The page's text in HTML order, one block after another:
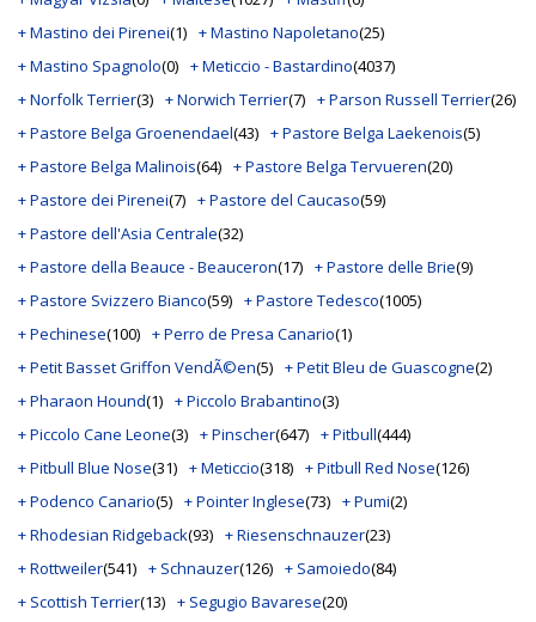
+ Mastino dei Pirenei(1) + Mastino Napoletano(25)
+ Mastino Spagnolo(0) + Meticcio - Bastardino(4037)
+ Norfolk Terrier(3) + Norwich Terrier(7) + Parson Russell Terrier(26)
+ Pastore Belga Groenendael(43) + Pastore Belga Laekenois(5)
+ Pastore Belga Malinois(64) + Pastore Belga Tervueren(20)
+ Pastore dei Pirenei(7) + Pastore del Caucaso(59)
+ Pastore dell'Asia Centrale(32)
+ Pastore della Beauce - Beauceron(17) + Pastore delle Brie(9)
+ Pastore Svizzero Bianco(59) + Pastore Tedesco(1005)
+ Pechinese(100) + Perro de Presa Canario(1)
+ Petit Basset Griffon VendÃ©en(5) + Petit Bleu de Guascogne(2)
+ Pharaon Hound(1) + Piccolo Brabantino(3)
+ Piccolo Cane Leone(3) + Pinscher(647) + Pitbull(444)
+ Pitbull Blue Nose(31) + Meticcio(318) + Pitbull Red Nose(126)
+ Podenco Canario(5) + Pointer Inglese(73) + Pumi(2)
+ Rhodesian Ridgeback(93) + Riesenschnauzer(23)
+ Rottweiler(541) + Schnauzer(126) + Samoiedo(84)
+ Scottish Terrier(13) + Segugio Bavarese(20)